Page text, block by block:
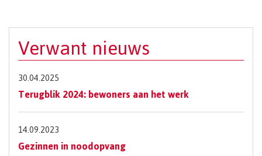
Verwant nieuws
30.04.2025
Terugblik 2024: bewoners aan het werk
14.09.2023
Gezinnen in noodopvang